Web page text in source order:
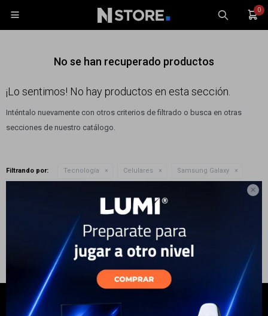

0

No se han recuperado productos
¡Lo sentimos! No hay productos en esta sección.
Inténtalo nuevamente con otros criterios de filtrado o busca en otras
secciones de nuestro catálogo.
Filtrando por: Tecnología Celulares
Samsung Galaxy
Modelo: Galaxy S26
Electrodomésticos
Wearables
Accesorios
Monitores
Gaming